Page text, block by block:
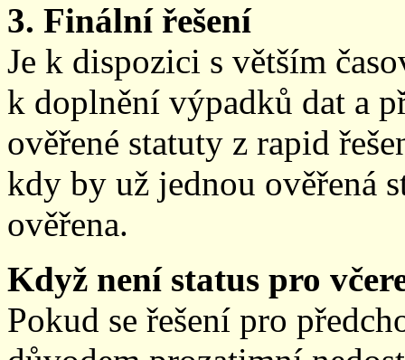
3. Finální řešení
Je k dispozici s větším
k doplnění výpadků dat a
ověřené statuty z rapid
kdy by už jednou ověřená
ověřena.
Když není status pro
Pokud se řešení pro